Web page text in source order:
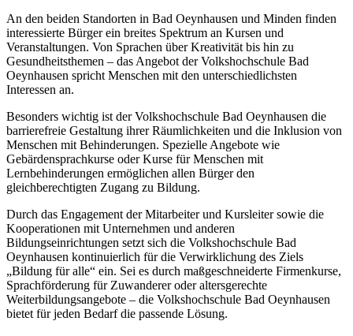
An den beiden Standorten in Bad Oeynhausen und Minden finden
interessierte Bürger ein breites Spektrum an Kursen und
Veranstaltungen. Von Sprachen über Kreativität bis hin zu
Gesundheitsthemen – das Angebot der Volkshochschule Bad
Oeynhausen spricht Menschen mit den unterschiedlichsten
Interessen an.
Besonders wichtig ist der Volkshochschule Bad Oeynhausen die
barrierefreie Gestaltung ihrer Räumlichkeiten und die Inklusion von
Menschen mit Behinderungen. Spezielle Angebote wie
Gebärdensprachkurse oder Kurse für Menschen mit
Lernbehinderungen ermöglichen allen Bürger den
gleichberechtigten Zugang zu Bildung.
Durch das Engagement der Mitarbeiter und Kursleiter sowie die
Kooperationen mit Unternehmen und anderen
Bildungseinrichtungen setzt sich die Volkshochschule Bad
Oeynhausen kontinuierlich für die Verwirklichung des Ziels
„Bildung für alle“ ein. Sei es durch maßgeschneiderte Firmenkurse,
Sprachförderung für Zuwanderer oder altersgerechte
Weiterbildungsangebote – die Volkshochschule Bad Oeynhausen
bietet für jeden Bedarf die passende Lösung.